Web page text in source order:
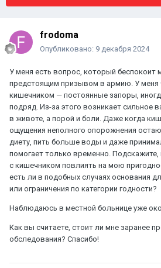
frodoma
Опубликовано: 9 декабря 2024
У меня есть вопрос, который беспокоит
предстоящим призывом в армию. У меня
кишечником — постоянные запоры,
подряд. Из-за этого возникает сильное
в животе, а порой и боли. Даже когда
ощущения неполного опорожнения
диету, пить больше воды и даже
помогает только временно.
с кишечником повлиять на мою
есть ли в подобных случаях основания
или ограничения по категории годности?
Наблюдаюсь в местной больнице уже
Как вы считаете, стоит ли мне заранее
обследования? Спасибо!